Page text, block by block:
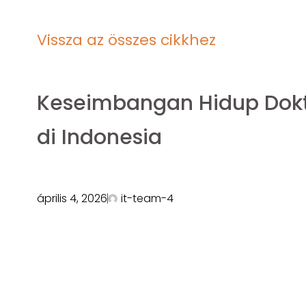
Vissza az összes cikkhez
Keseimbangan Hidup
di Indonesia
április 4, 2026 it-team-4